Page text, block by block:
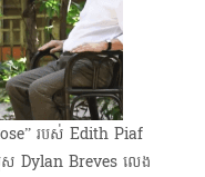
របស់ Edith Piaf
Dylan Breves លេង